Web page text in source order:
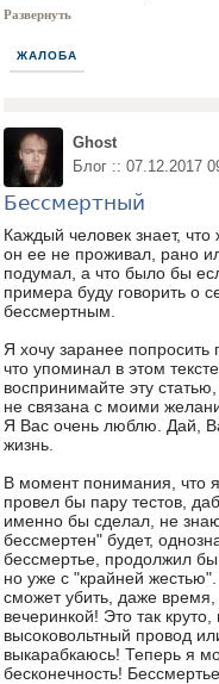
Развернуть
ЖАЛОБА
Ghost
Блог :: 07.12.2017
Бессмертный
Каждый человек знает,
он ее не проживал, рано
подумал, а что было бы
примера буду говорить о
бессмертным.
Я хочу заранее
что упоминал в этом
воспринимайте эту
не связана с моими
Я Вас очень люблю. Дай,
жизнь.
В момент понимания, что я
провел бы пару тестов,
именно бы сделал, не
бессмертен" будет,
бессмертье, продолжил
но уже с "крайней
сможет убить, даже
вечеринкой! Это так
высоковольтный провод
выкарабкаюсь! Теперь я
бесконечность!